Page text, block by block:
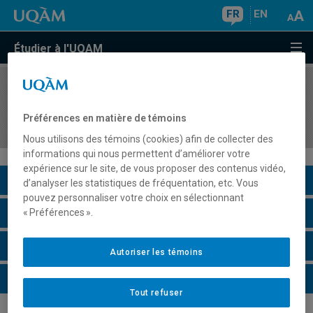
FR EN
Étudier à l'UQAM
COURS//
pratiques
Description du cours
Horaire - Été 2026
Horaire - Automne 2026
Horaire - Hiver 2027
Préférences en matière de témoins
Nous utilisons des témoins (cookies) afin de collecter des
informations qui nous permettent d’améliorer votre
expérience sur le site, de vous proposer des contenus vidéo,
d’analyser les statistiques de fréquentation, etc. Vous
pouvez personnaliser votre choix en sélectionnant
« Préférences ».
Tout refuser
Autoriser les témoins